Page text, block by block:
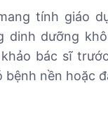
tính giáo
dinh dưỡng
bác sĩ
bệnh nền hoặc